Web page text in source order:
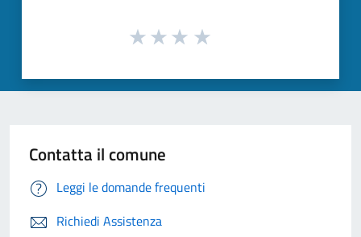
Contatta il comune
Leggi le domande frequenti
Richiedi Assistenza